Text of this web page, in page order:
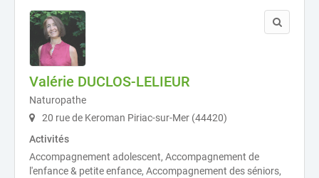
Valérie DUCLOS-LELIEUR
Naturopathe
20 rue de Keroman Piriac-sur-Mer (44420)
Activités
Accompagnement adolescent, Accompagnement de
l'enfance & petite enfance, Accompagnement des séniors,